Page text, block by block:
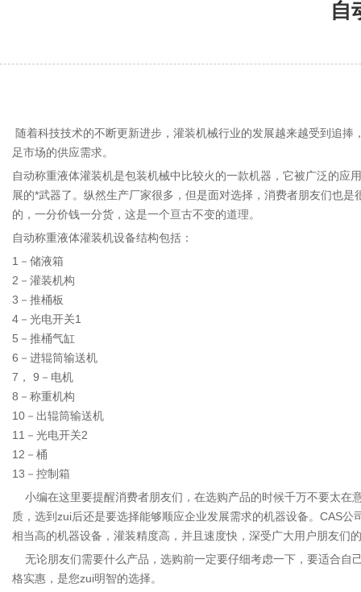
自
随着科技技术的不断更新进步，灌装机械行业的发展越来越受到追
足市场的供应需求。
自动称重液体灌装机是包装机械中比较火的一款机器，它被广泛的
展的*武器了。纵然生产厂家很多，但是面对选择，消费者朋友们也
的，一分价钱一分货，这是一个亘古不变的道理。
自动称重液体灌装机设备结构包括：
1－储液箱
2－灌装机构
3－推桶板
4－光电开关1
5－推桶气缸
6－进辊筒输送机
7， 9－电机
8－称重机构
10－出辊筒输送机
11－光电开关2
12－桶
13－控制箱
小编在这里要提醒消费者朋友们，在选购产品的时候千万不要太在
质，选到zui后还是要选择能够顺应企业发展需求的机器设备。CAS
相当高的机器设备，灌装精度高，并且速度快，深受广大用户朋友们
无论朋友们需要什么产品，选购前一定要仔细考虑一下，要适合自
格实惠，是您zui明智的选择。